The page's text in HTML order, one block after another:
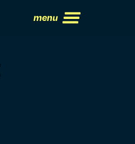
menu